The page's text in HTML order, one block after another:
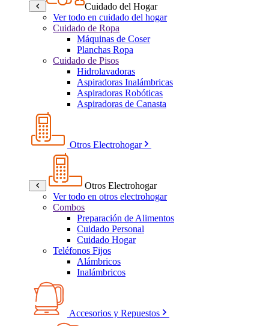
Cuidado del Hogar
Ver todo en cuidado del hogar
Cuidado de Ropa
Máquinas de Coser
Planchas Ropa
Cuidado de Pisos
Hidrolavadoras
Aspiradoras Inalámbricas
Aspiradoras Robóticas
Aspiradoras de Canasta
Otros Electrohogar
Otros Electrohogar
Ver todo en otros electrohogar
Combos
Preparación de Alimentos
Cuidado Personal
Cuidado Hogar
Teléfonos Fijos
Alámbricos
Inalámbricos
Accesorios y Repuestos